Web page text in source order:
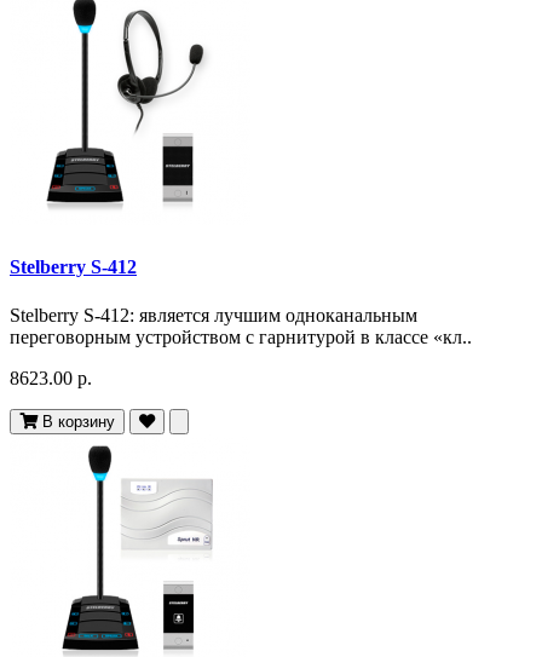
Stelberry S-412
Stelberry S-412: является лучшим одноканальным
переговорным устройством с гарнитурой в классе «кл..
8623.00 р.
В корзину